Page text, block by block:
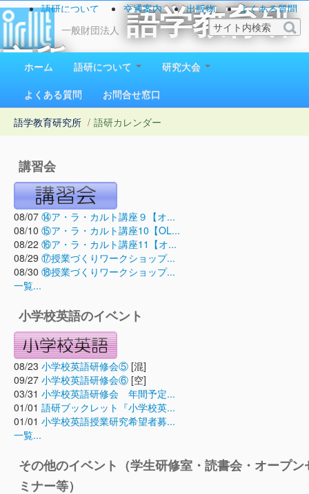
一般財団法人
語学教育研
究所
1923（大正12）年創立
語研について 交通案内 出版物
よくある質問
お問い合わせ
ホーム 語研について
研究大会
よくある質問
お問合せ窓口
語学教育研究所 / 語研カレンダー
講習会
08/07 ⑭ア・ラ・カルト講座９【オ...
08/10 ⑮ア・ラ・カルト講座10【OL...
08/22 ⑯ア・ラ・カルト講座11【オ...
08/29 ⑰授業づくりワークショップ...
08/30 ⑱授業づくりワークショップ...
一覧...
小学校英語のイベント
08/23 小学校英語研修会⑤ [混]
09/27 小学校英語研修会⑥ [空]
03/31 小学校英語研修会 年間予定...
01/01 語研ブックレット『小学校英...
01/01 小学校英語授業研究希望者募...
一覧...
その他のイベント（学生研修室・読書会・オープン
ミナー等）